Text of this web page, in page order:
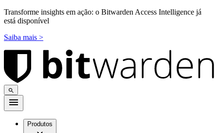
Transforme insights em ação: o Bitwarden Access Intelligence já
está disponível
Saiba mais >
Produtos